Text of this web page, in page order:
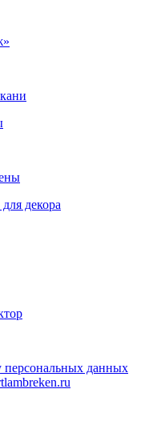
декора
персональных данных